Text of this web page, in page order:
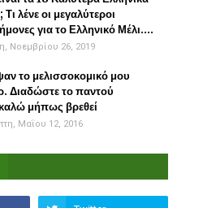
Τι λένε οι μεγαλύτεροι
για το Ελληνικό Μέλι....
Νοεμβρίου 26, 2019
το μελισσοκομικό μου
Διαδώστε το παντού
μήπως βρεθεί
Μαΐου 12, 2016